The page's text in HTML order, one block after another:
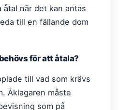
när det kan antas
till en fällande dom
för att åtala?
till vad som krävs
Åklagaren måste
som på